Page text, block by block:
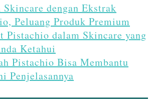
dengan Ekstrak
Peluang Produk Premium
Pistachio dalam Skincare yang
Ketahui
Pistachio Bisa Membantu
Penjelasannya